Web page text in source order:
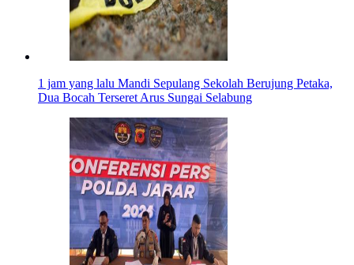
1 jam yang lalu Mandi Sepulang Sekolah Berujung Petaka,
Dua Bocah Terseret Arus Sungai Selabung